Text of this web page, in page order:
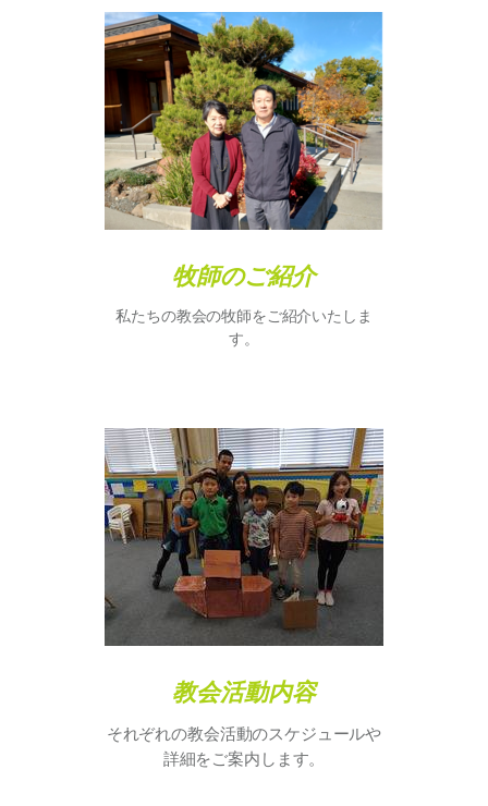
牧師のご紹介
私たちの教会の牧師をご紹介いたしま
す。
教会活動内容
それぞれの教会活動のスケジュールや
詳細をご案内します。